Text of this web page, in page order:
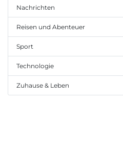
Nachrichten
Reisen und Abenteuer
Sport
Technologie
Zuhause & Leben